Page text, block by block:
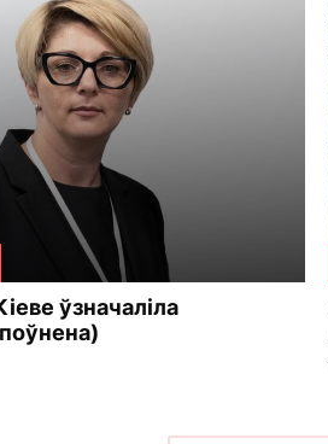
ўзначаліла